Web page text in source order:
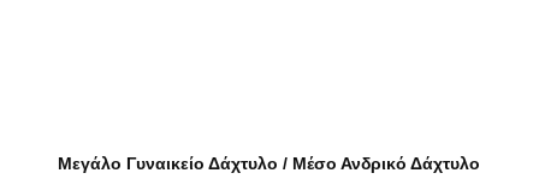
Μεγάλο Γυναικείο Δάχτυλο / Μέσο Ανδρικό Δάχτυλο